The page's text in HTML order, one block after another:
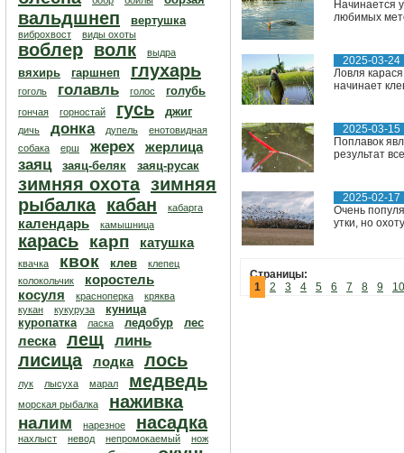
вальдшнеп вертушка
виброхвост виды охоты
воблер волк выдра
вяхирь гаршнеп глухарь
гоголь голавль голос голубь
гончая горностай гусь джиг
дичь донка дупель
енотовидная
собака
ерш жерех жерлица
заяц заяц-беляк заяц-русак
зимняя охота зимняя
рыбалка кабан кабарга
календарь камышница
карась карп катушка
квачка квок клев
клепец
колокольчик
коростель
косуля
красноперка
кряква
кукан
кукуруза
куница
куропатка
ласка ледобур лес
леска лещ линь
лисица лодка лось
лук лысуха марал медведь
морская рыбалка наживка
налим нарезное насадка
нахлыст невод непромокаемый
нож
Начинается
любимых
2025-03-24
Ловля
начинает
2025-03-15
Поплавок
результат
2025-02-17
Очень
утки, но
Страницы:
1
2 3 4 5 6 7 8 9 10